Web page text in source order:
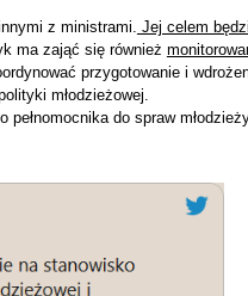
z ministrami. Jej celem
ma zająć się również
przygotowanie i
młodzieżowej.
do spraw